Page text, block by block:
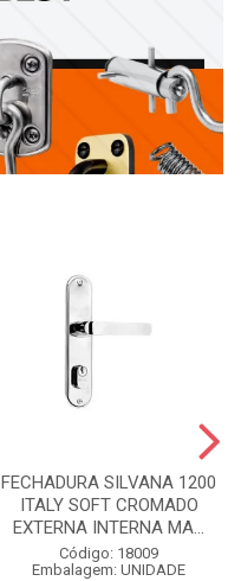
FECHADURA SILVANA 1200
ITALY SOFT CROMADO
EXTERNA INTERNA MA...
Código: 18009
Embalagem: UNIDADE